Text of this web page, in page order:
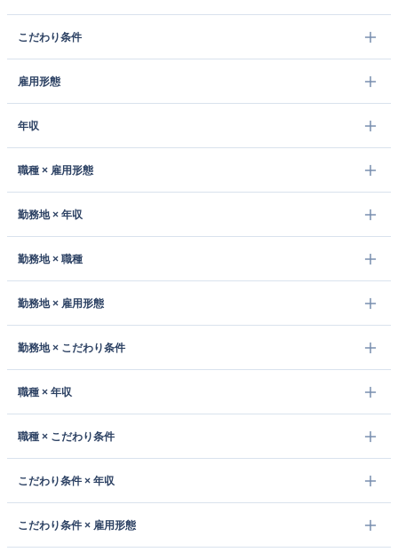
こだわり条件
雇用形態
年収
職種 × 雇用形態
勤務地 × 年収
勤務地 × 職種
勤務地 × 雇用形態
勤務地 × こだわり条件
職種 × 年収
職種 × こだわり条件
こだわり条件 × 年収
こだわり条件 × 雇用形態